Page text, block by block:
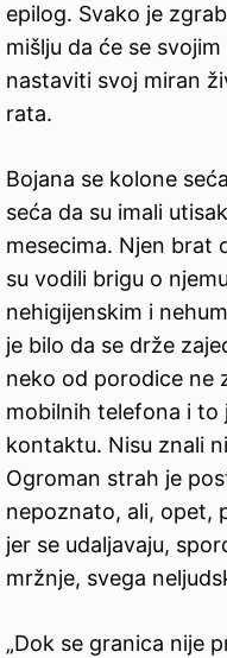
epilog. Svako je
mišlju da će se
nastaviti svoj miran
rata.
Bojana se kolone
seća da su imali
mesecima. Njen brat
su vodili brigu o
nehigijenskim i
je bilo da se drže
neko od porodice ne
mobilnih telefona i to
kontaktu. Nisu znali
Ogroman strah je
nepoznato, ali, opet,
jer se udaljavaju,
mržnje, svega
„Dok se granica nije